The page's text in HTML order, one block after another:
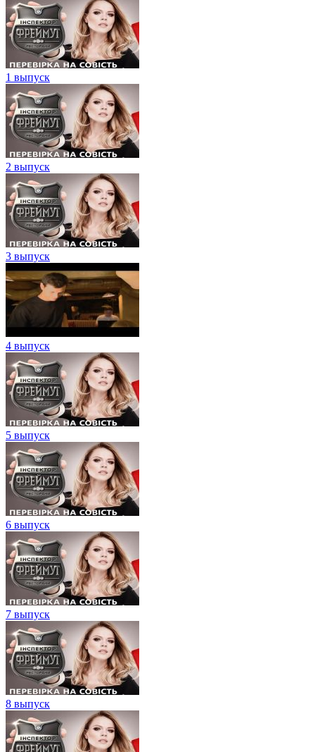
1 выпуск
2 выпуск
3 выпуск
4 выпуск
5 выпуск
6 выпуск
7 выпуск
8 выпуск